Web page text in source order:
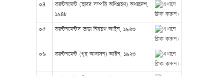
০৪
ক্যান্টনমেন্ট (স্থাবর সম্পত্তি অধিগ্রহণ) অধ্যাদেশ,
১৯৪৮
০৫
ক্যান্টনমেন্টস ভাড়া নিয়ন্ত্রণ আইন, ১৯৬৩
০৬ ক্যান্টনমেন্ট (গৃহ আবাসন) আইন, ১৯২৩